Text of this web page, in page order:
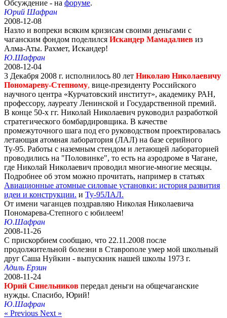
Обсуждение - на форуме.
Юрий Шафран
2008-12-08
Назло и вопреки всяким кризисам своими деньгами с
чаганским фондом поделился Искандер Мамадалиев из
Алма-Аты. Рахмет, Искандер!
Ю.Шафран
2008-12-04
3 Декабря 2008 г. исполнилось 80 лет Николаю Николаевичу
Пономареву-Степному, вице-президенту Российского
научного центра «Курчатовский институт», академику РАН,
профессору, лауреату Ленинской и Государственной премий.
В конце 50-х гг. Николай Николаевич руководил разработкой
стратегического бомбардировщика. В качестве
промежуточного шага под его руководством проектировалась
летающая атомная лаборатория (ЛАЛ) на базе серийного
Ту-95. Работы с наземным стендом и летающей лабораторией
проводились на "Половинке", то есть на аэродроме в Чагане,
где Николай Николаевич проводил многие-многие месяцы.
Подробнее об этом можно прочитать, например в статьях
Авиационные атомные силовые установки: история развития
идеи и конструкции. и Ту-95ЛАЛ.
От имени чаганцев поздравляю Николая Николаевича
Пономарева-Степного с юбилеем!
Ю.Шафран
2008-11-26
С прискорбием сообщаю, что 22.11.2008 после
продолжительной болезни в Ставрополе умер мой школьный
друг Саша Нуйкин - выпускник нашей школы 1973 г.
Адиль Ерзин
2008-11-24
Юрий Синельников передал деньги на общечаганские
нужды. Спасибо, Юрий!
Ю.Шафран
« Previous Next »